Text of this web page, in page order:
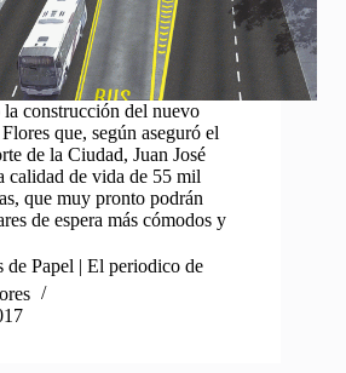
construcción del nuevo
que, según aseguró el
de la Ciudad, Juan José
calidad de vida de 55 mil
que muy pronto podrán
de espera más cómodos y
de Papel | El periodico de